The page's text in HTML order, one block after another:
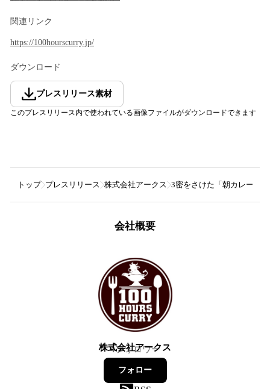
関連リンク
https://100hourscurry.jp/
ダウンロード
プレスリリース素材
このプレスリリース内で使われている画像ファイルがダウンロードできます
トップ プレスリリース 株式会社アークス 3密をさけた「朝カレー」
会社概要
株式会社アークス
4フォロワー
フォロー